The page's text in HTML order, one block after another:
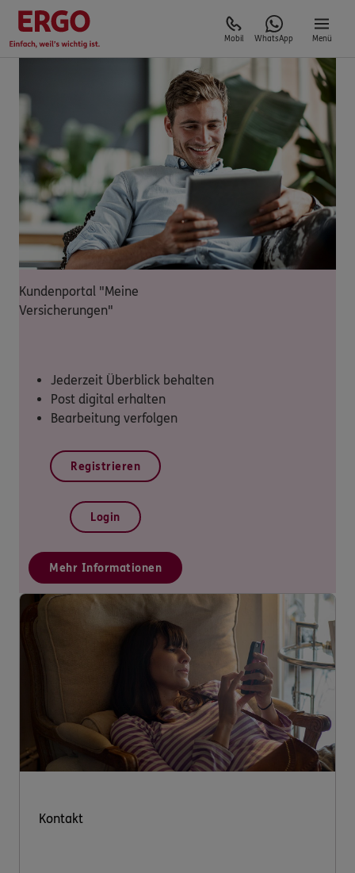
Mobil WhatsApp Menü
Kundenportal "Meine
Versicherungen"
Jederzeit Überblick behalten
Post digital erhalten
Bearbeitung verfolgen
Registrieren
Login
Mehr Informationen
Kontakt